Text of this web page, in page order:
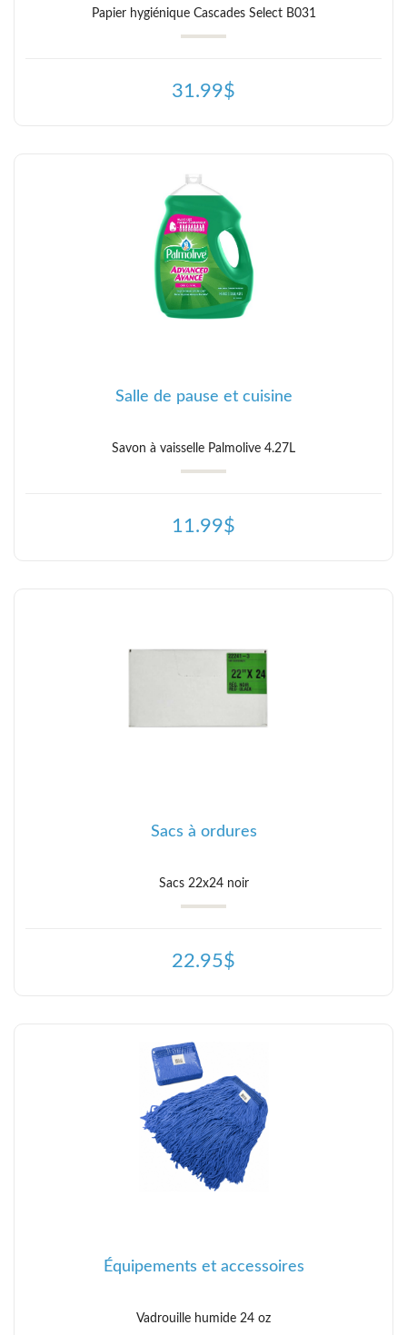
Papier hygiénique Cascades Select B031
31.99$
Salle de pause et cuisine
Savon à vaisselle Palmolive 4.27L
11.99$
Sacs à ordures
Sacs 22x24 noir
22.95$
Équipements et accessoires
Vadrouille humide 24 oz